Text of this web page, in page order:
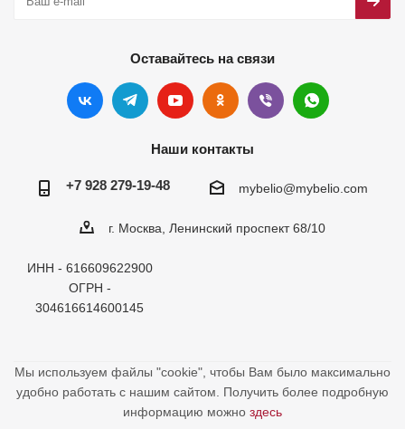
Оставайтесь на связи
Наши контакты
+7 928 279-19-48 mybelio@mybelio.com
г. Москва, Ленинский проспект 68/10
ИНН - 616609622900
ОГРН -
304616614600145
Мы используем файлы "cookie", чтобы Вам было максимально
удобно работать с нашим сайтом. Получить более подробную
информацию можно здесь